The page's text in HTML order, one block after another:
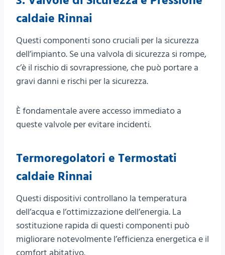
caldaie Rinnai
Questi componenti sono cruciali per la sicurezza
dell’impianto. Se una valvola di sicurezza si rompe,
c’è il rischio di sovrapressione, che può portare a
gravi danni e rischi per la sicurezza.
È fondamentale avere accesso immediato a
queste valvole per evitare incidenti.
Termoregolatori e Termostati
caldaie Rinnai
Questi dispositivi controllano la temperatura
dell’acqua e l’ottimizzazione dell’energia. La
sostituzione rapida di questi componenti può
migliorare notevolmente l’efficienza energetica e il